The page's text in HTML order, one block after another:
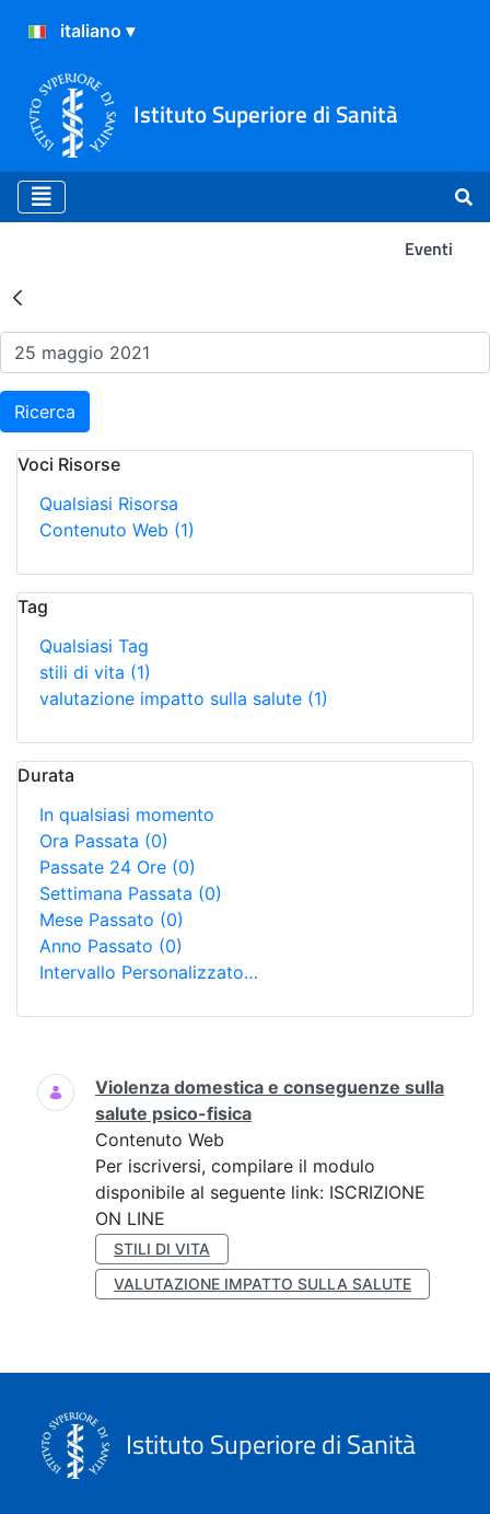
Istituto Superiore di Sanità
Eventi
Risultati della Ricerca -
Ricerca
Voci Risorse
Qualsiasi Risorsa
Contenuto Web (1)
Tag
Qualsiasi Tag
stili di vita (1)
valutazione impatto sulla salute (1)
Durata
In qualsiasi momento
Ora Passata (0)
Passate 24 Ore (0)
Settimana Passata (0)
Mese Passato (0)
Anno Passato (0)
Intervallo Personalizzato…
Ricerca
Violenza domestica e conseguenze sulla
salute psico-fisica
Contenuto Web
Per iscriversi, compilare il modulo
disponibile al seguente link: ISCRIZIONE
ON LINE
STILI DI VITA
VALUTAZIONE IMPATTO SULLA SALUTE
Istituto Superiore di Sanità